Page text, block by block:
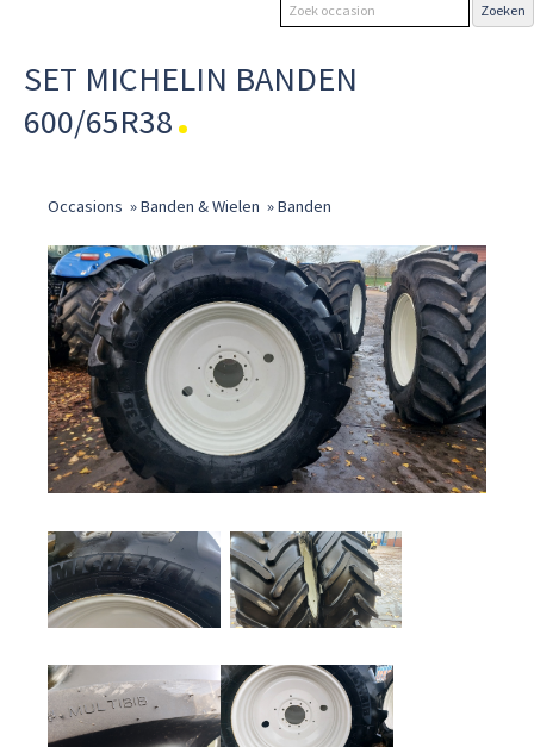
SET MICHELIN BANDEN
600/65R38
Occasions »Banden & Wielen »Banden